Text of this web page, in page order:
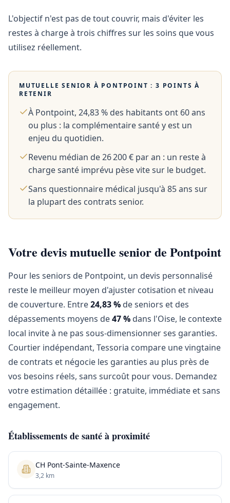
L'objectif n'est pas de tout couvrir, mais d'éviter les
restes à charge à trois chiffres sur les soins que vous
utilisez réellement.
MUTUELLE SENIOR À PONTPOINT : 3 POINTS À
RETENIR
À Pontpoint, 24,83 % des habitants ont 60 ans
ou plus : la complémentaire santé y est un
enjeu du quotidien.
Revenu médian de 26 200 € par an : un reste à
charge santé imprévu pèse vite sur le budget.
Sans questionnaire médical jusqu'à 85 ans sur
la plupart des contrats senior.
Votre devis mutuelle senior de Pontpoint
Pour les seniors de Pontpoint, un devis personnalisé
reste le meilleur moyen d'ajuster cotisation et niveau
de couverture. Entre24,83 % de seniors et des
dépassements moyens de47 % dans l'Oise, le contexte
local invite à ne pas sous-dimensionner ses garanties.
Courtier indépendant, Tessoria compare une vingtaine
de contrats et négocie les garanties au plus près de
vos besoins réels, sans surcoût pour vous. Demandez
votre estimation détaillée : gratuite, immédiate et sans
engagement.
Établissements de santé à proximité
CH Pont-Sainte-Maxence
3,2 km